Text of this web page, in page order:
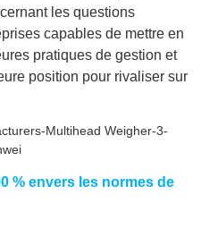
les questions
capables de mettre en
pratiques de gestion et
position pour rivaliser sur
% envers les normes de